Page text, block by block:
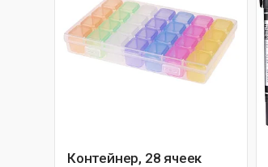
Контейнер, 28 ячеек